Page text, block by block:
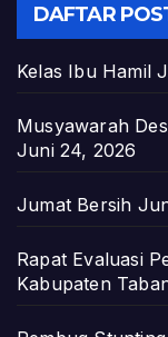
DAFTAR
Kelas Ibu Hamil
Musyawarah
Juni 24, 2026
Jumat Bersih
Rapat Evaluasi
Kabupaten